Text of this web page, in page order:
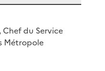
, Chef du Service
Métropole